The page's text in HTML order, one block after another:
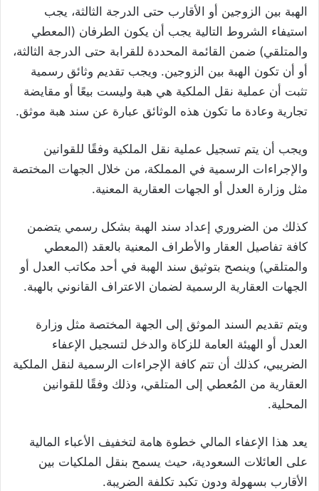
الهبة بين الزوجين أو الأقارب حتى الدرجة الثالثة، يجب
استيفاء الشروط التالية يجب أن يكون الطرفان (المعطي
والمتلقي) ضمن القائمة المحددة للقرابة حتى الدرجة الثالثة،
أو أن تكون الهبة بين الزوجين. ويجب تقديم وثائق رسمية
تثبت أن عملية نقل الملكية هي هبة وليست بيعًا أو مقايضة
تجارية وعادة ما تكون هذه الوثائق عبارة عن سند هبة موثق.
ويجب أن يتم تسجيل عملية نقل الملكية وفقًا للقوانين
والإجراءات الرسمية في المملكة، من خلال الجهات المختصة
مثل وزارة العدل أو الجهات العقارية المعنية.
كذلك من الضروري إعداد سند الهبة بشكل رسمي يتضمن
كافة تفاصيل العقار والأطراف المعنية بالعقد (المعطي
والمتلقي) وينصح بتوثيق سند الهبة في أحد مكاتب العدل أو
الجهات العقارية الرسمية لضمان الاعتراف القانوني بالهبة.
ويتم تقديم السند الموثق إلى الجهة المختصة مثل وزارة
العدل أو الهيئة العامة للزكاة والدخل لتسجيل الإعفاء
الضريبي، كذلك أن تتم كافة الإجراءات الرسمية لنقل الملكية
العقارية من المُعطي إلى المتلقي، وذلك وفقًا للقوانين
المحلية.
يعد هذا الإعفاء المالي خطوة هامة لتخفيف الأعباء المالية
على العائلات السعودية، حيث يسمح بنقل الملكيات بين
الأقارب بسهولة ودون تكبد تكلفة الضريبة.